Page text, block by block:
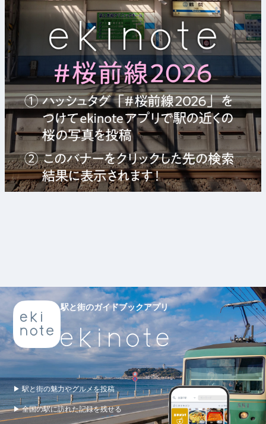
駅と街のガイドブックアプリ
▶ 駅と街の魅力やグルメを投稿
▶ 全国の駅に訪れた記録を残せる